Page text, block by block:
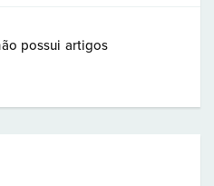
possui artigos